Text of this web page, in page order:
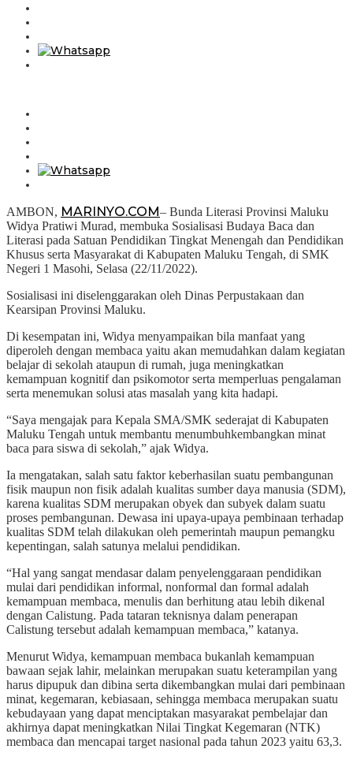
AMBON, MARINYO.COM– Bunda Literasi Provinsi Maluku
Widya Pratiwi Murad, membuka Sosialisasi Budaya Baca dan
Literasi pada Satuan Pendidikan Tingkat Menengah dan Pendidikan
Khusus serta Masyarakat di Kabupaten Maluku Tengah, di SMK
Negeri 1 Masohi, Selasa (22/11/2022).
Sosialisasi ini diselenggarakan oleh Dinas Perpustakaan dan
Kearsipan Provinsi Maluku.
Di kesempatan ini, Widya menyampaikan bila manfaat yang
diperoleh dengan membaca yaitu akan memudahkan dalam kegiatan
belajar di sekolah ataupun di rumah, juga meningkatkan
kemampuan kognitif dan psikomotor serta memperluas pengalaman
serta menemukan solusi atas masalah yang kita hadapi.
“Saya mengajak para Kepala SMA/SMK sederajat di Kabupaten
Maluku Tengah untuk membantu menumbuhkembangkan minat
baca para siswa di sekolah,” ajak Widya.
Ia mengatakan, salah satu faktor keberhasilan suatu pembangunan
fisik maupun non fisik adalah kualitas sumber daya manusia (SDM),
karena kualitas SDM merupakan obyek dan subyek dalam suatu
proses pembangunan. Dewasa ini upaya-upaya pembinaan terhadap
kualitas SDM telah dilakukan oleh pemerintah maupun pemangku
kepentingan, salah satunya melalui pendidikan.
“Hal yang sangat mendasar dalam penyelenggaraan pendidikan
mulai dari pendidikan informal, nonformal dan formal adalah
kemampuan membaca, menulis dan berhitung atau lebih dikenal
dengan Calistung. Pada tataran teknisnya dalam penerapan
Calistung tersebut adalah kemampuan membaca,” katanya.
Menurut Widya, kemampuan membaca bukanlah kemampuan
bawaan sejak lahir, melainkan merupakan suatu keterampilan yang
harus dipupuk dan dibina serta dikembangkan mulai dari pembinaan
minat, kegemaran, kebiasaan, sehingga membaca merupakan suatu
kebudayaan yang dapat menciptakan masyarakat pembelajar dan
akhirnya dapat meningkatkan Nilai Tingkat Kegemaran (NTK)
membaca dan mencapai target nasional pada tahun 2023 yaitu 63,3.